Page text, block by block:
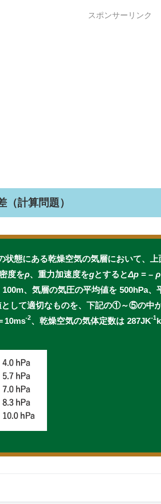
スポンサーリンク
（計算問題）
状態にある乾燥空気の気層において、
度をρ、重力加速度をgとするとΔp = –ρ
100m、気層の気圧の平均値を 500hPa、
して適切なものを、下記の①～⑤の中か
10ms-2、乾燥空気の気体定数は 287JK-1